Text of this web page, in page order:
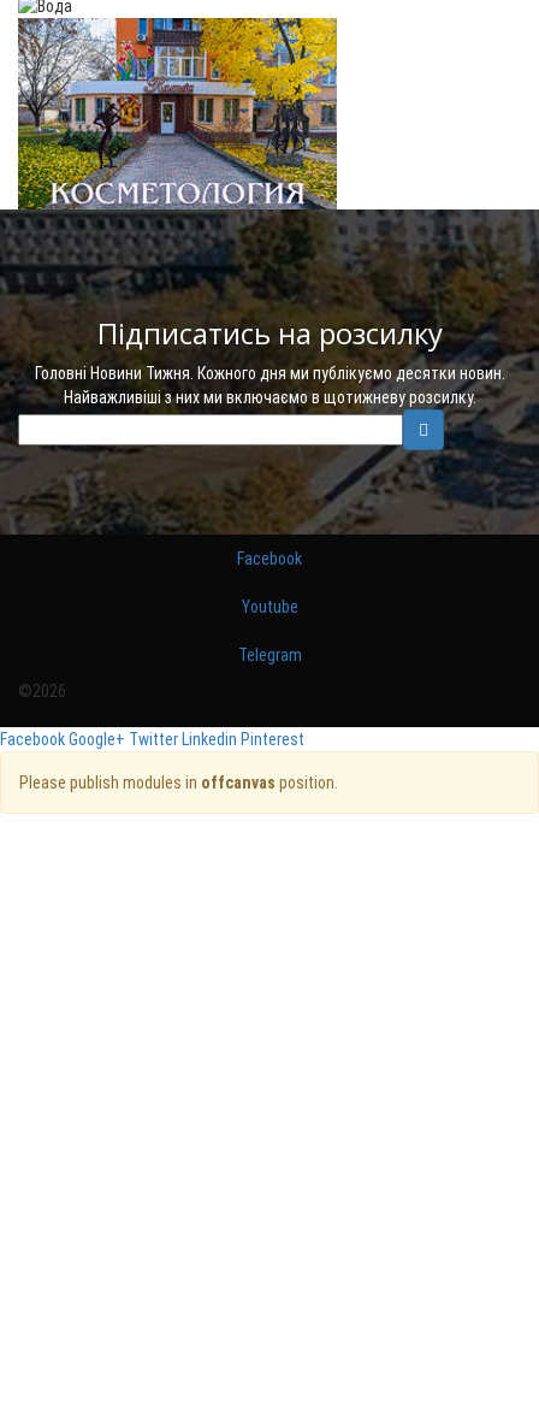
Підписатись на розсилку
Головні Новини Тижня. Кожного дня ми публікуємо десятки новин.
Найважливіші з них ми включаємо в щотижневу розсилку.
Facebook
Youtube
Telegram
©2026
FacebookGoogle+ TwitterLinkedin Pinterest
Please publish modules in offcanvas position.